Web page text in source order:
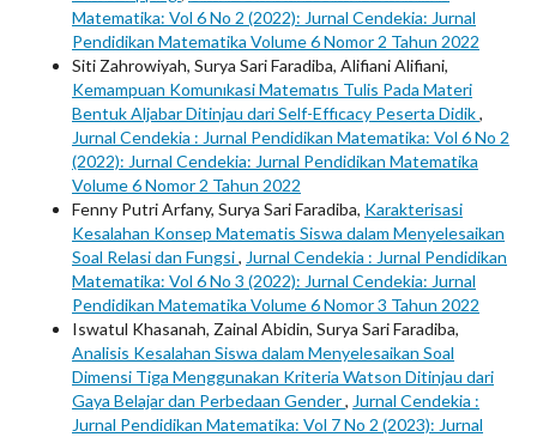
Matematika: Vol 6 No 2 (2022): Jurnal Cendekia: Jurnal
Pendidikan Matematika Volume 6 Nomor 2 Tahun 2022
Siti Zahrowiyah, Surya Sari Faradiba, Alifiani Alifiani,
Kemampuan Komunıkasi Matematıs Tulis Pada Materi
Bentuk Aljabar Ditinjau dari Self-Effıcacy Peserta Didik,
Jurnal Cendekia : Jurnal Pendidikan Matematika: Vol 6 No 2
(2022): Jurnal Cendekia: Jurnal Pendidikan Matematika
Volume 6 Nomor 2 Tahun 2022
Fenny Putri Arfany, Surya Sari Faradiba, Karakterisasi
Kesalahan Konsep Matematis Siswa dalam Menyelesaikan
Soal Relasi dan Fungsi, Jurnal Cendekia : Jurnal Pendidikan
Matematika: Vol 6 No 3 (2022): Jurnal Cendekia: Jurnal
Pendidikan Matematika Volume 6 Nomor 3 Tahun 2022
Iswatul Khasanah, Zainal Abidin, Surya Sari Faradiba,
Analisis Kesalahan Siswa dalam Menyelesaikan Soal
Dimensi Tiga Menggunakan Kriteria Watson Ditinjau dari
Gaya Belajar dan Perbedaan Gender, Jurnal Cendekia :
Jurnal Pendidikan Matematika: Vol 7 No 2 (2023): Jurnal